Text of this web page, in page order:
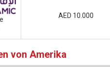
AED 10.000
von Amerika